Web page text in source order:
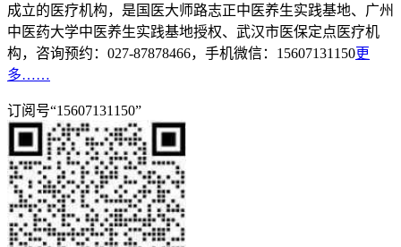
成立的医疗机构，是国医大师路志正中医养生实践基地、广州
中医药大学中医养生实践基地授权、武汉市医保定点医疗机
构，咨询预约：027-87878466，手机微信：15607131150更
多……
订阅号“15607131150”